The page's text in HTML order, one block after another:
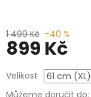
1 499 Kč –40 %
899 Kč
cena:
Velikost